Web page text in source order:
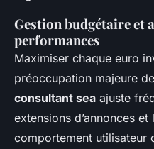
Gestion budgétaire et
performances
Maximiser chaque euro
préoccupation majeure
consultant sea ajuste
extensions d’annonces
comportement utilisateur